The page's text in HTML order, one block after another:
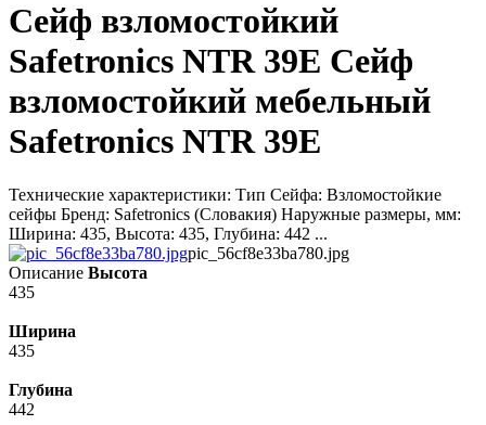
Сейф взломостойкий
Safetronics NTR 39E Сейф
взломостойкий мебельный
Safetronics NTR 39E
Технические характеристики: Тип Сейфа: Взломостойкие
сейфы Бренд: Safetronics (Словакия) Наружные размеры, мм:
Ширина: 435, Высота: 435, Глубина: 442 ...
pic_56cf8e33ba780.jpg
Описание Высота
435
Ширина
435
Глубина
442